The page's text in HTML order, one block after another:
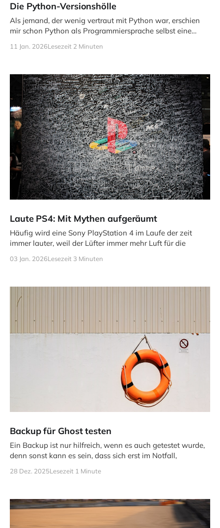
Die Python-Versionshölle
Als jemand, der wenig vertraut mit Python war, erschien
mir schon Python als Programmiersprache selbst eine
11 Jan. 2026Lesezeit 2 Minuten
Laute PS4: Mit Mythen aufgeräumt
Häufig wird eine Sony PlayStation 4 im Laufe der zeit
immer lauter, weil der Lüfter immer mehr Luft für die
03 Jan. 2026Lesezeit 3 Minuten
Backup für Ghost testen
Ein Backup ist nur hilfreich, wenn es auch getestet wurde,
denn sonst kann es sein, dass sich erst im Notfall,
28 Dez. 2025Lesezeit 1 Minute